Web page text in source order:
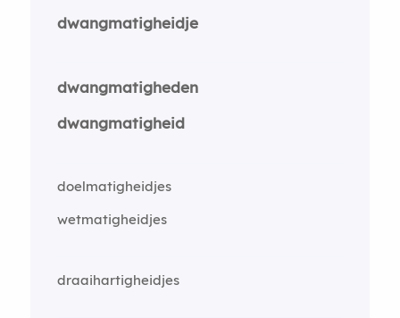
dwangmatigheidje
dwangmatigheden
dwangmatigheid
doelmatigheidjes
wetmatigheidjes
draaihartigheidjes